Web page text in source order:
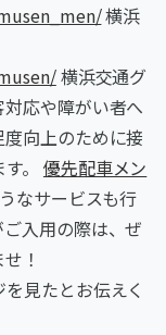
横浜
横浜交通グ
応や障がい者へ
向上のために接
。 優先配車メン
なサービスも行
入用の際は、ぜ
！
見たとお伝えく